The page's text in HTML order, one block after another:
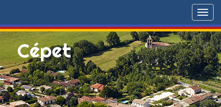
Menu
Cépet
Site officiel